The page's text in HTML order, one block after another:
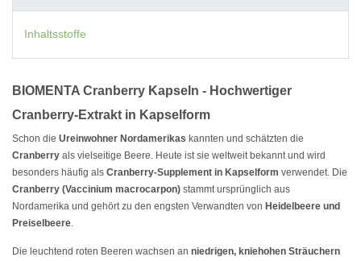
Inhaltsstoffe
BIOMENTA Cranberry Kapseln - Hochwertiger
Cranberry-Extrakt in Kapselform
Schon die Ureinwohner Nordamerikas kannten und schätzten die
Cranberry als vielseitige Beere. Heute ist sie weltweit bekannt und wird
besonders häufig als Cranberry-Supplement in Kapselform verwendet. Die
Cranberry (Vaccinium macrocarpon) stammt ursprünglich aus
Nordamerika und gehört zu den engsten Verwandten von Heidelbeere und
Preiselbeere
Die leuchtend roten Beeren wachsen an niedrigen, kniehohen Sträuchern